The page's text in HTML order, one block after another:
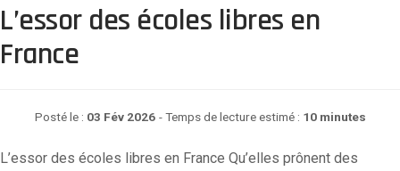
L’essor des écoles libres en
France
Posté le : 03 Fév 2026 - Temps de lecture estimé : 10 minutes
L’essor des écoles libres en France Qu’elles prônent des